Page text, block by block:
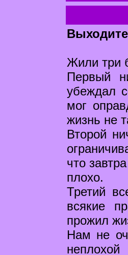
Жили три
Первый
убеждал
мог
жизнь не
Второй
что
плохо.
Третий
всякие
прожил
Нам не